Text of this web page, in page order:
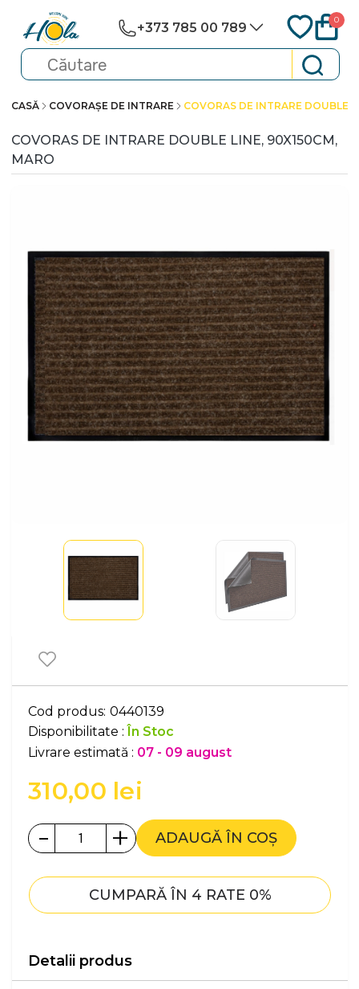
+373 785 00 789
0
CASĂ COVORAȘE DE INTRARE COVORAS DE INTRARE DOUBLE
COVORAS DE INTRARE DOUBLE LINE, 90X150CM,
MARO
Cod produs: 0440139
Disponibilitate :În Stoc
Livrare estimată : 07 - 09 august
310,00 lei
- + ADAUGĂ ÎN COȘ
CUMPARĂ ÎN 4 RATE 0%
Detalii produs